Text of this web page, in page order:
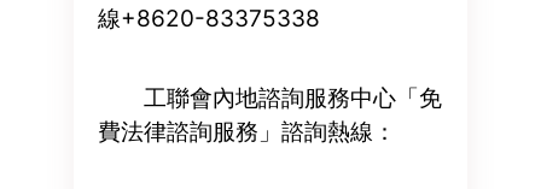
線+8620-83375338
工聯會內地諮詢服務中心「免
費法律諮詢服務」諮詢熱線：